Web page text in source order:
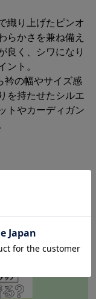
織り上げたピンオ
らかさを兼ね備え
良く、シワになり
ント。
衿の幅やサイズ感
を持たせたシルエ
トやカーディガン